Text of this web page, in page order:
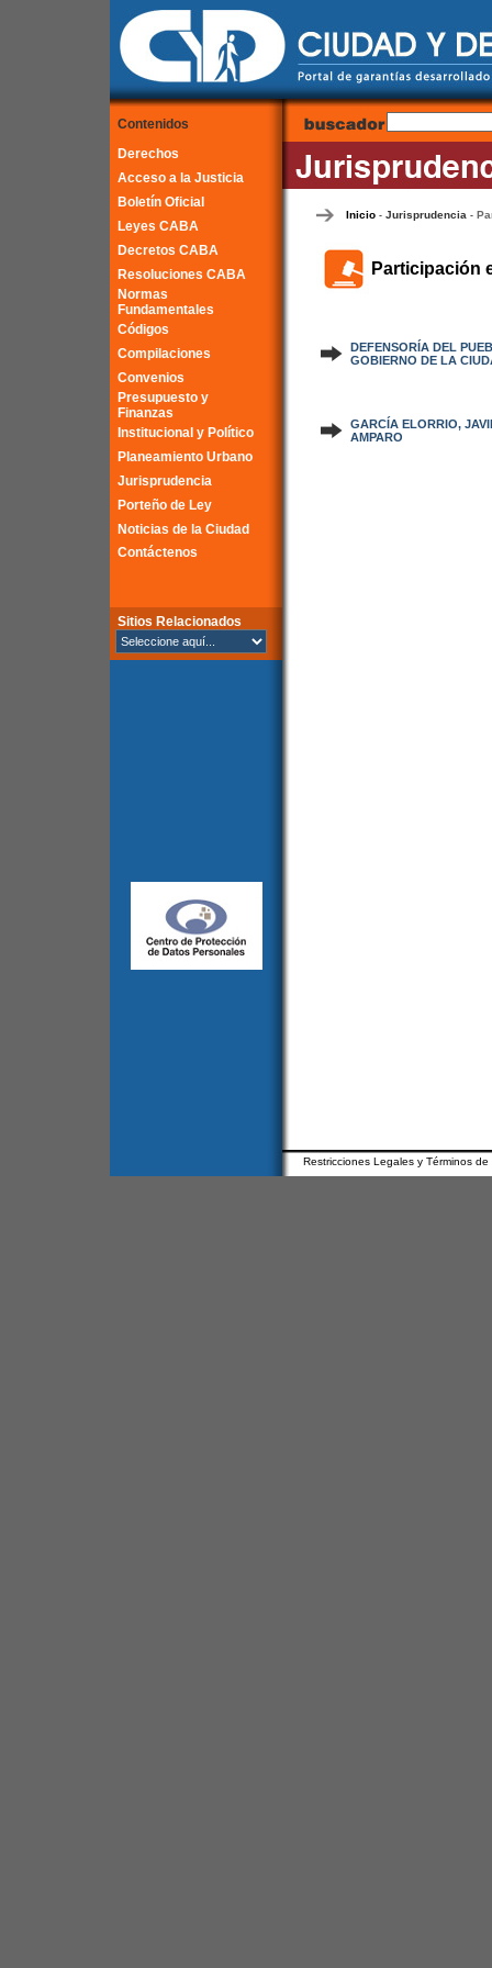
Contenidos
Derechos
Acceso a la Justicia
Boletín Oficial
Leyes CABA
Decretos CABA
Resoluciones CABA
Normas
Fundamentales
Códigos
Compilaciones
Convenios
Presupuesto y
Finanzas
Institucional y Político
Planeamiento Urbano
Jurisprudencia
Porteño de Ley
Noticias de la Ciudad
Contáctenos
Sitios Relacionados
Inicio - Jurisprudencia -
Participación
DEFENSORÍA DEL
GOBIERNO DE LA
GARCÍA ELORRIO,
AMPARO
Restricciones Legales y Términos de